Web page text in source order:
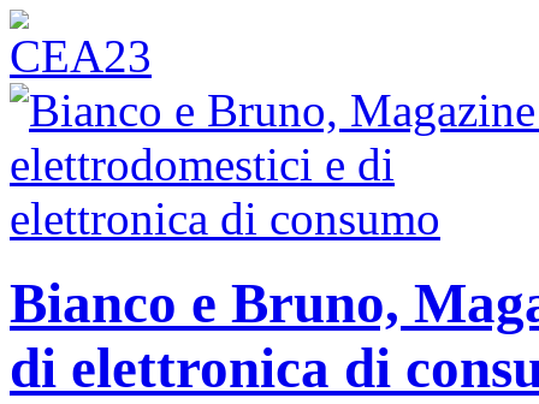
Bianco e Bruno,
di elettronica di